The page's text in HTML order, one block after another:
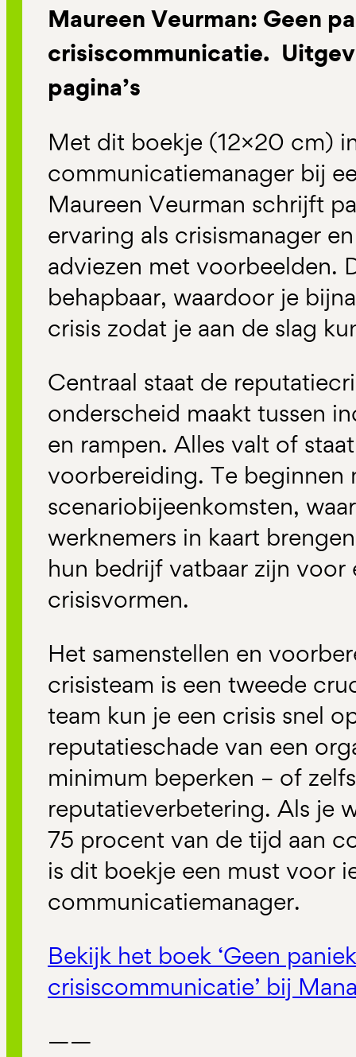
Maureen Veurman: Geen
crisiscommunicatie.
pagina’s
Met dit boekje (12×20 cm)
communicatiemanager bij
Maureen Veurman schrijft
ervaring als crisismanager
adviezen met voorbeelden.
behapbaar, waardoor je
crisis zodat je aan de slag
Centraal staat de
onderscheid maakt tussen
en rampen. Alles valt of
voorbereiding. Te beginnen
scenariobijeenkomsten,
werknemers in kaart
hun bedrijf vatbaar zijn voor
crisisvormen.
Het samenstellen en
crisisteam is een tweede
team kun je een crisis snel
reputatieschade van een
minimum beperken – of
reputatieverbetering. Als je
75 procent van de tijd aan
is dit boekje een must voor
communicatiemanager.
Bekijk het boek ‘Geen
crisiscommunicatie’ bij
——